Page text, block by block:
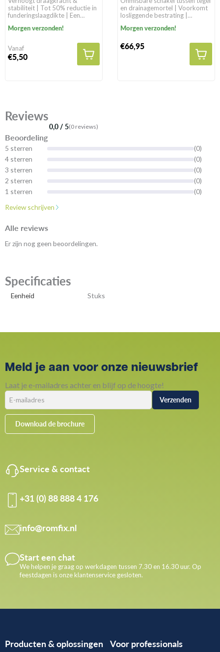
stabiliteit | Tot 50% reductie in
funderingslaagdikte | Een
natuurlijke gronden
Morgen verzonden!
Vanaf
€5,50
en drainagemortel | Voorkomt
losliggende bestrating |
bestratingssoorten
Morgen verzonden!
€66,95
Reviews
0,0 / 5(0 reviews)
Beoordeling
5 sterren
(0)
4 sterren
(0)
3 sterren
(0)
2 sterren
(0)
1 sterren
(0)
Review schrijven
Alle reviews
Er zijn nog geen beoordelingen.
Specificaties
Eenheid Stuks
Meld je aan voor onze nieuwsbrief
Laat je e-mailadres achter en blijf op de hoogte!
Download de brochure
Service & contact
+31 (0) 88 888 4 176
info@romfix.nl
Start een chat
We helpen je graag op werkdagen tussen 7.30 en 16.30 uur. Op
feestdagen is onze klantenservice gesloten.
Producten & oplossingen Voor professionals